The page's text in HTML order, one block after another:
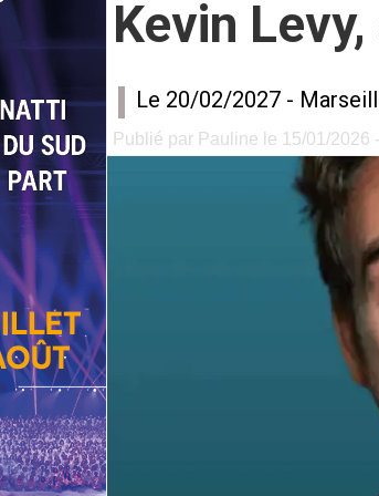
Kevin
Le 20/02/2027 -
Publié par Pauline le 15/01/2026